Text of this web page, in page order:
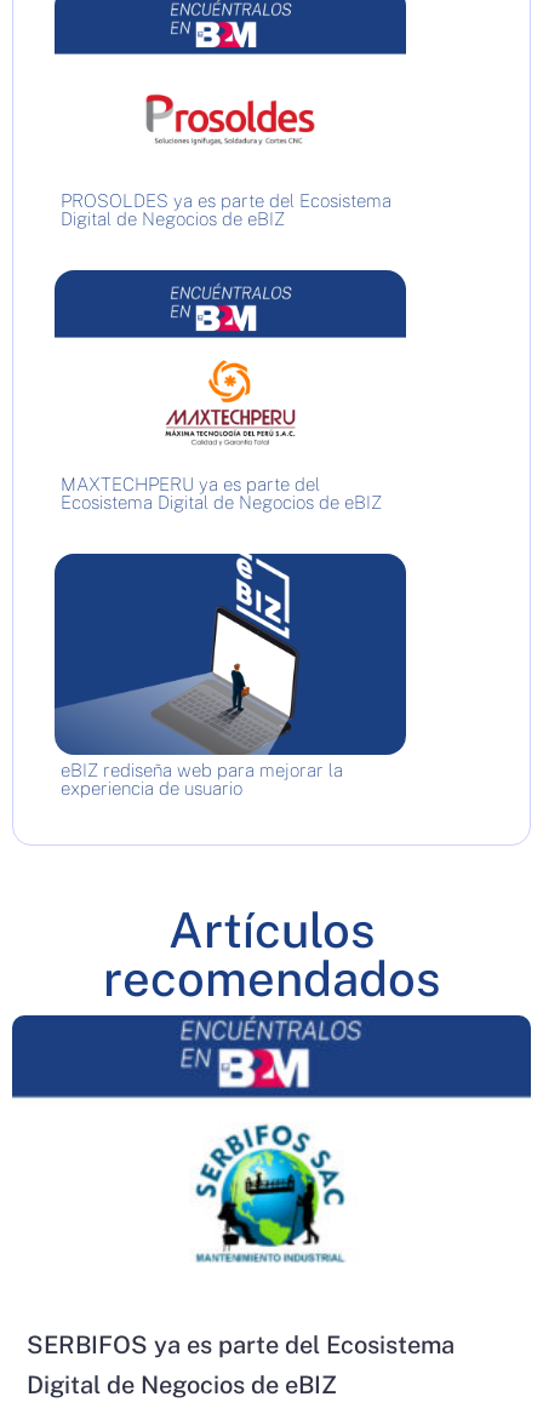
PROSOLDES ya es parte del Ecosistema
Digital de Negocios de eBIZ
MAXTECHPERU ya es parte del
Ecosistema Digital de Negocios de eBIZ
eBIZ rediseña web para mejorar la
experiencia de usuario
Artículos
recomendados
SERBIFOS ya es parte del Ecosistema
Digital de Negocios de eBIZ